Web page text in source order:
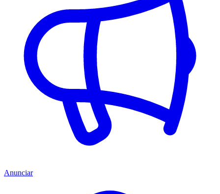
Anunciar